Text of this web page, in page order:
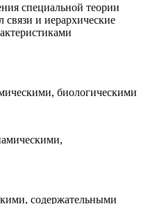
специальной теории
связи и иерархические
биологическими
содержательными